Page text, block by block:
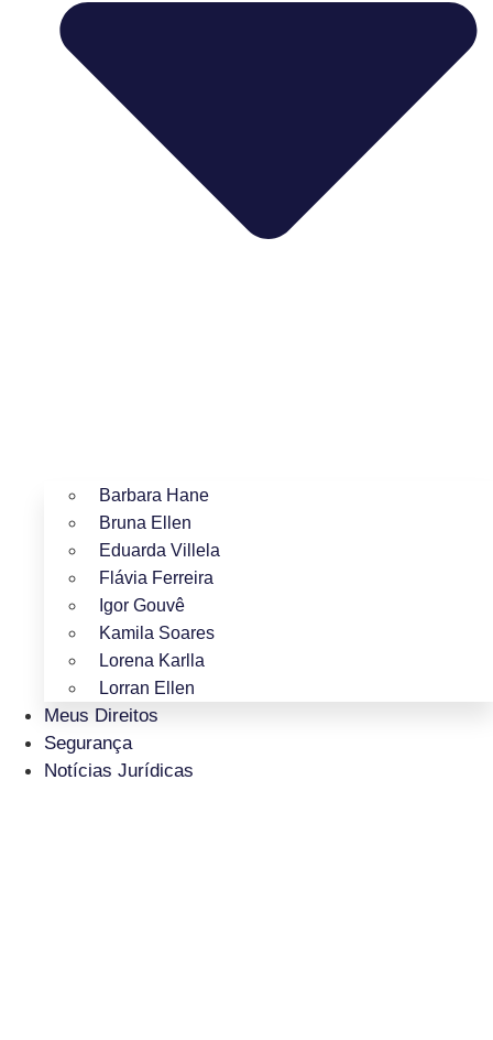
Barbara Hane
Bruna Ellen
Eduarda Villela
Flávia Ferreira
Igor Gouvê
Kamila Soares
Lorena Karlla
Lorran Ellen
Meus Direitos
Segurança
Notícias Jurídicas